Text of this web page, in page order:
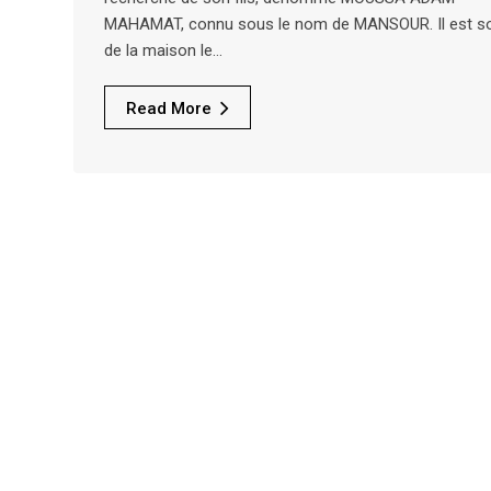
MAHAMAT, connu sous le nom de MANSOUR. Il est
de la maison le…
Read More